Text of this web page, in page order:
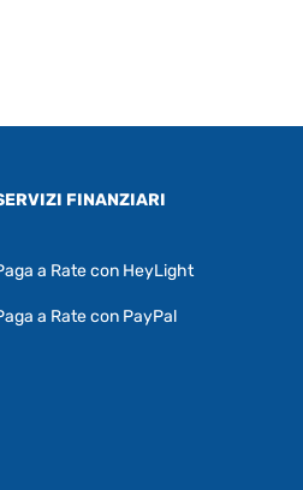
FINANZIARI
a Rate con HeyLight
a Rate con PayPal
RF Assist
generali o